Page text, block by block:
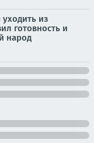
уходить из
готовность и
народ